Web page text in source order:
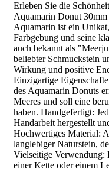
Erleben Sie die
Aquamarin Donut
Aquamarin ist ein
Farbgebung und seine
auch bekannt als
beliebter Schmuckstein
Wirkung und positive
Einzigartige
des Aquamarin Donuts
Meeres und soll eine
haben. Handgefertigt:
Handarbeit hergestellt
Hochwertiges Material:
langlebiger Naturstein,
Vielseitige Verwendung:
einer Kette oder einem